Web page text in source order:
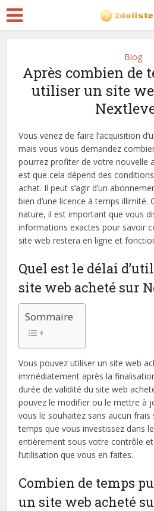
Blog
Après combien de
utiliser un site
Vous venez de faire l’acquisition
mais vous vous demandez
pourrez profiter de votre nouvelle
est que cela dépend des
achat. Il peut s’agir d’un
bien d’une licence à temps illimité.
nature, il est important que vous
informations exactes pour savoir
site web restera en ligne et
Quel est le délai
site web acheté sur
Sommaire
Vous pouvez utiliser un site web
immédiatement après la
durée de validité du site web
pouvez le modifier ou le mettre à
vous le souhaitez sans aucun frais
temps que vous investissez dans
entièrement sous votre contrôle
l’utilisation que vous en faites.
Combien de temps
un site web acheté